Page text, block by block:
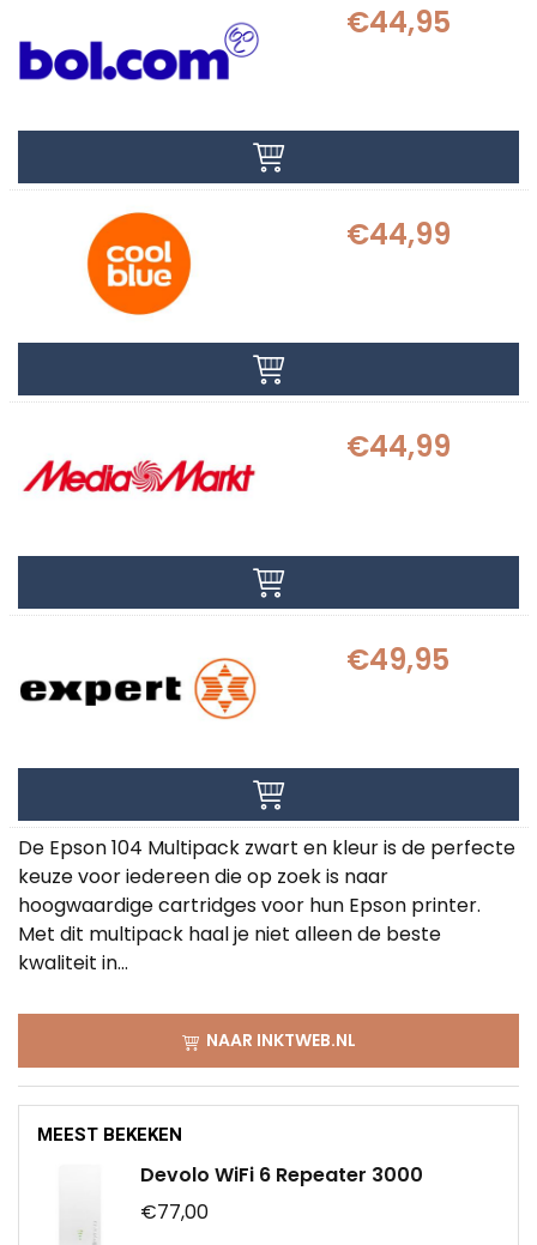
€44,95
€44,99
€44,99
€49,95
De Epson 104 Multipack zwart en kleur is de perfecte
keuze voor iedereen die op zoek is naar
hoogwaardige cartridges voor hun Epson printer.
Met dit multipack haal je niet alleen de beste
kwaliteit in...
NAAR INKTWEB.NL
MEEST BEKEKEN
Devolo WiFi 6 Repeater 3000
€77,00